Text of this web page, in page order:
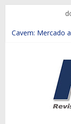
contenido
Chile es el primer
Salfa suma
Samex amplía su
SINOTRUK Pick-
la Expo Compras